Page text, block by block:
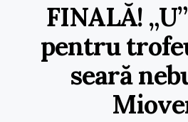
FINALĂ!
pentru
seară